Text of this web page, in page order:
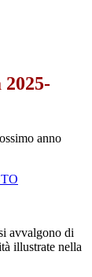
anno
avvalgono di
illustrate nella